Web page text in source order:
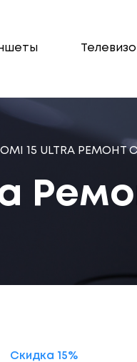
15 ULTRA
Скидка 15%